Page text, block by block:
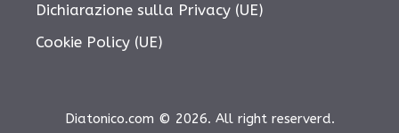
Dichiarazione sulla Privacy (UE)
Cookie Policy (UE)
Diatonico.com © 2026. All right reserverd.